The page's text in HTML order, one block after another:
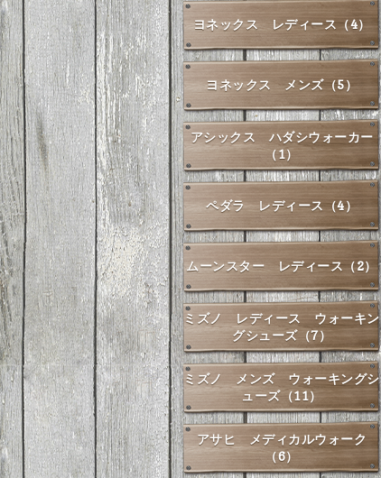
ヨネックス レディース（4）
ヨネックス メンズ（5）
アシックス ハダシウォーカー
（1）
ペダラ レディース（4）
ムーンスター レディース（2）
ミズノ レディース ウォーキン
グシューズ（7）
ミズノ メンズ ウォーキングシ
ューズ（11）
アサヒ メディカルウォーク
（6）